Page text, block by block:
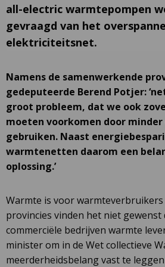
all-electric warmtepompen
gevraagd van het
elektriciteitsnet.
Namens de samenwerkende
gedeputeerde Berend Potjer:
groot probleem, dat we ook
moeten voorkomen door
gebruiken. Naast
warmtenetten daarom een
oplossing.’
Warmte is voor warmteverbruikers
provincies vinden het niet gewenst
commerciële bedrijven warmte
minister om in de Wet collectieve
meerderheidsbelang vast te